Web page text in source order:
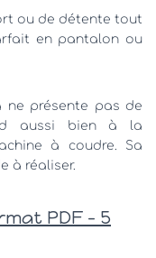
ou de détente tout
en pantalon ou
ne présente pas de
aussi bien à la
à coudre. Sa
à réaliser.
PDF – 5